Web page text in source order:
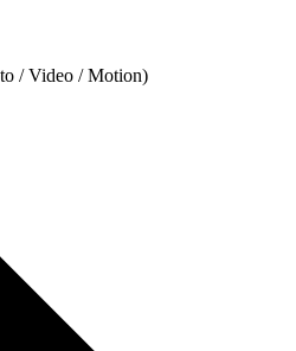
/ Video / Motion)